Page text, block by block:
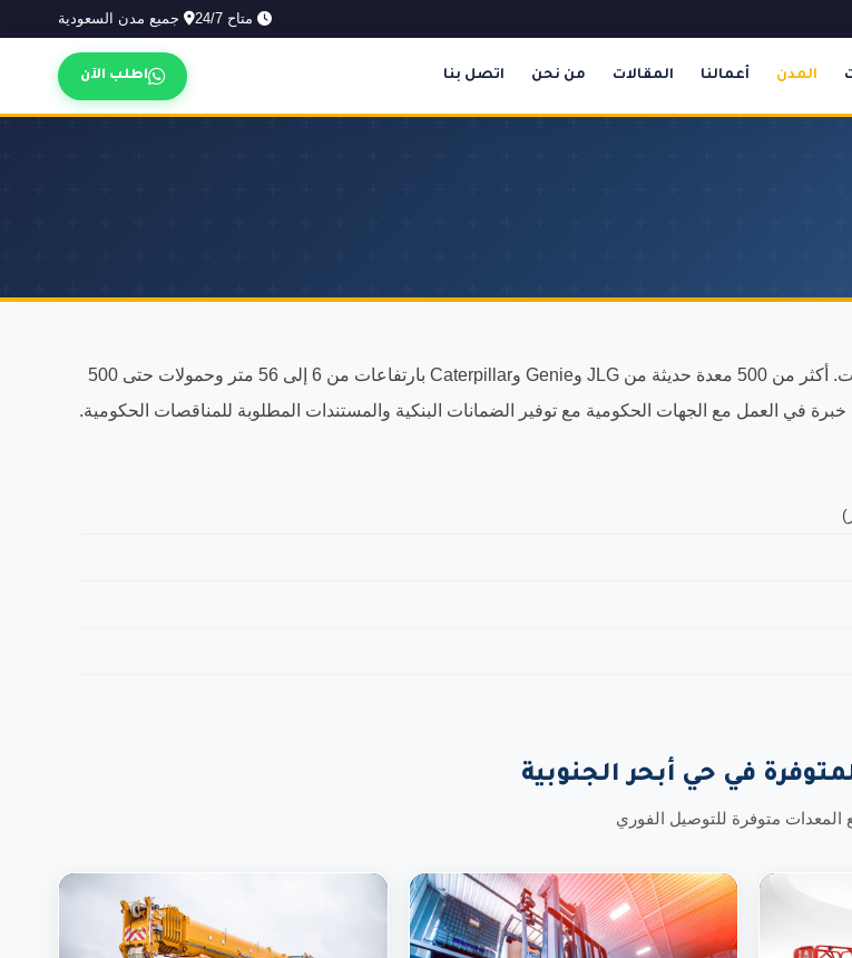
متاح 24/7 جميع مدن السعودية
المدن أعمالنا المقالات من نحن اتصل بنا اطلب الآن
حي أبحر الجنوبية من المناطق النشطة إنشائياً في جدة ونوفر فيه جميع أنواع المعدات. أكثر من 500 معدة حديثة من JLG وGenie وCaterpillar بارتفاعات من 6 إلى 56 متر وحمولات حتى 500
في العمل مع الجهات الحكومية مع توفير الضمانات البنكية والمستندات المطلوبة للمناقصات الحكومية.
في حي أبحر الجنوبية
المعدات متوفرة للتوصيل الفوري